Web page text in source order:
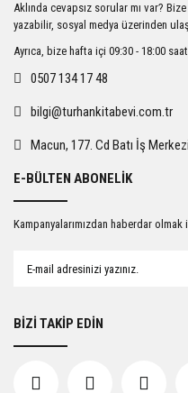
Ürün açıklamasında eksik
Ürün bilgilerinde hatalar
Ürün fiyatı diğer sitelerden
Aklında cevapsız sorular mı var?
yazabilir, sosyal medya üzerinden
Ayrıca, bize hafta içi 09:30 - 18:00
0507 134 17 48
bilgi@turhankitabevi.com.tr
Macun, 177. Cd Batı İş
E-BÜLTEN ABONELİK
Kampanyalarımızdan haberdar
BİZİ TAKİP EDİN